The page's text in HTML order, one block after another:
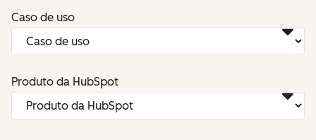
Caso de uso
Produto da HubSpot